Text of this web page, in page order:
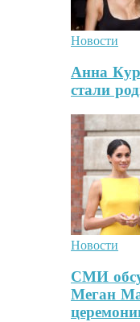
Новости
Анна
стали
Новости
СМИ
Меган